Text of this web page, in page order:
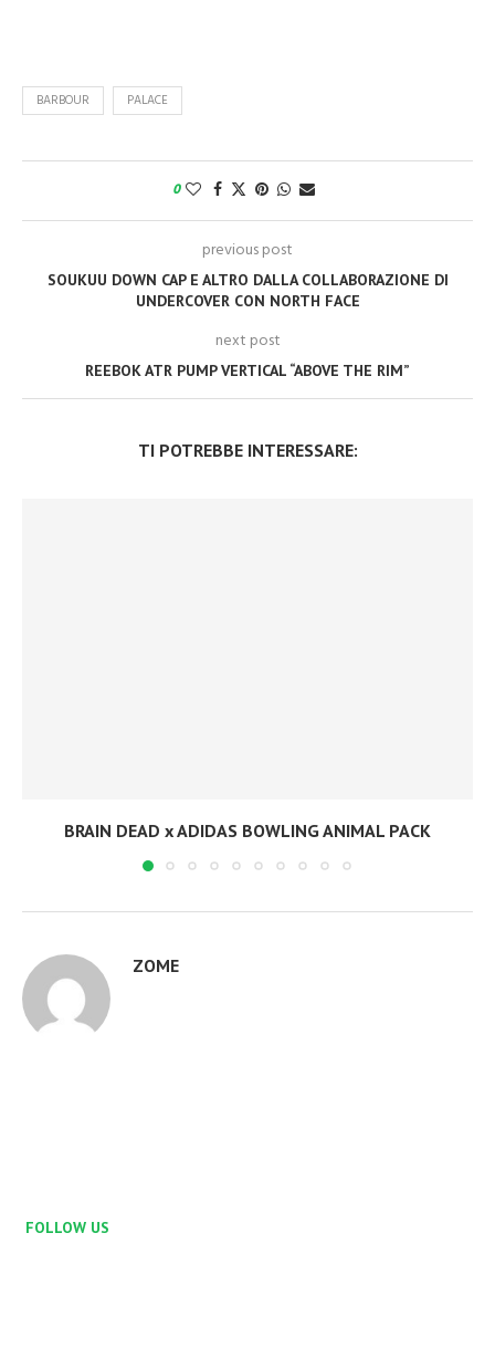
BARBOUR PALACE
0
previous post
SOUKUU DOWN CAP E ALTRO DALLA COLLABORAZIONE DI
UNDERCOVER CON NORTH FACE
next post
REEBOK ATR PUMP VERTICAL “ABOVE THE RIM”
TI POTREBBE INTERESSARE:
BRAIN DEAD x ADIDAS BOWLING ANIMAL PACK
ZOME
FOLLOW US